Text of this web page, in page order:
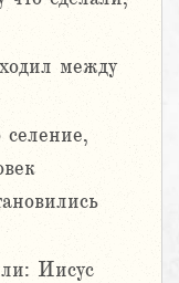
между
Иисус